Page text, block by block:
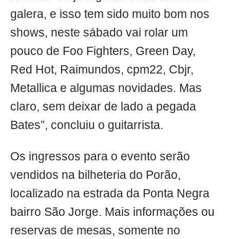
galera, e isso tem sido muito bom nos
shows, neste sábado vai rolar um
pouco de Foo Fighters, Green Day,
Red Hot, Raimundos, cpm22, Cbjr,
Metallica e algumas novidades. Mas
claro, sem deixar de lado a pegada
Bates”, concluiu o guitarrista.
Os ingressos para o evento serão
vendidos na bilheteria do Porão,
localizado na estrada da Ponta Negra
bairro São Jorge. Mais informações ou
reservas de mesas, somente no